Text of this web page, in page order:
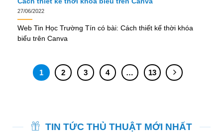
27/06/2022
Web Tin Học Trường Tín có bài: Cách thiết kế thời khóa
biểu trên Canva
1 2 3 4 … 13
TIN TỨC THỦ THUẬT MỚI NHẤT